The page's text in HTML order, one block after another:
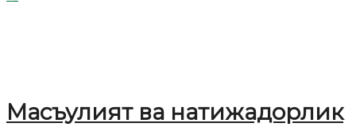
Масъулият ва натижадорлик